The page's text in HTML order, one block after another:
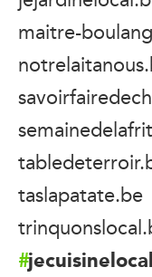
maitre-
taslapatate.be